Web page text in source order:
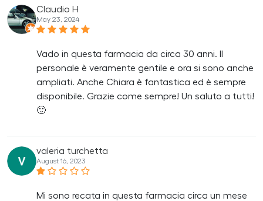
Claudio H
May 23, 2024
Vado in questa farmacia da circa 30 anni. Il
personale è veramente gentile e ora si sono anche
ampliati. Anche Chiara è fantastica ed è sempre
disponibile. Grazie come sempre! Un saluto a tutti!
🙂
valeria turchetta
August 16, 2023
Mi sono recata in questa farmacia circa un mese